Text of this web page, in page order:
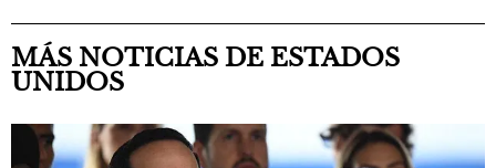
MÁS NOTICIAS DE ESTADOS
UNIDOS